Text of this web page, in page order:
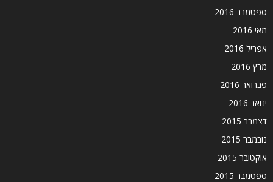
ספטמבר 2016
מאי 2016
אפריל 2016
מרץ 2016
פברואר 2016
ינואר 2016
דצמבר 2015
נובמבר 2015
אוקטובר 2015
ספטמבר 2015